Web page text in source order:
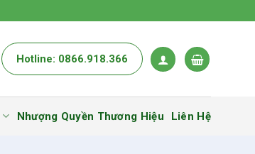
Hotline: 0866.918.366
Nhượng Quyền Thương Hiệu Liên Hệ